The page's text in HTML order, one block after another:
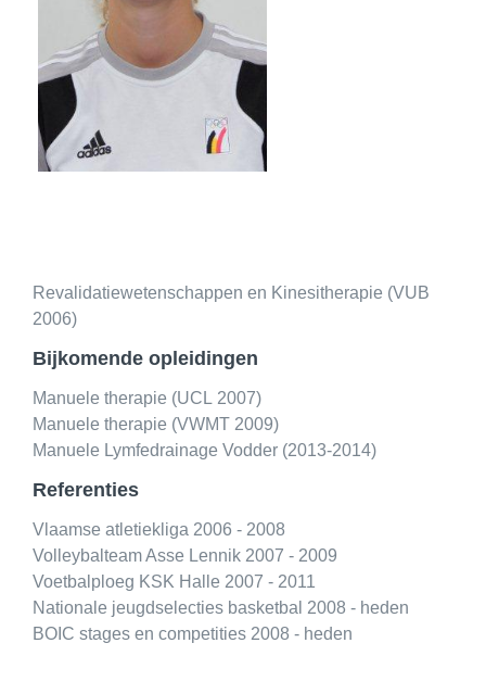
Revalidatiewetenschappen en Kinesitherapie (VUB
2006)
Bijkomende opleidingen
Manuele therapie (UCL 2007)
Manuele therapie (VWMT 2009)
Manuele Lymfedrainage Vodder (2013-2014)
Referenties
Vlaamse atletiekliga 2006 - 2008
Volleybalteam Asse Lennik 2007 - 2009
Voetbalploeg KSK Halle 2007 - 2011
Nationale jeugdselecties basketbal 2008 - heden
BOIC stages en competities 2008 - heden